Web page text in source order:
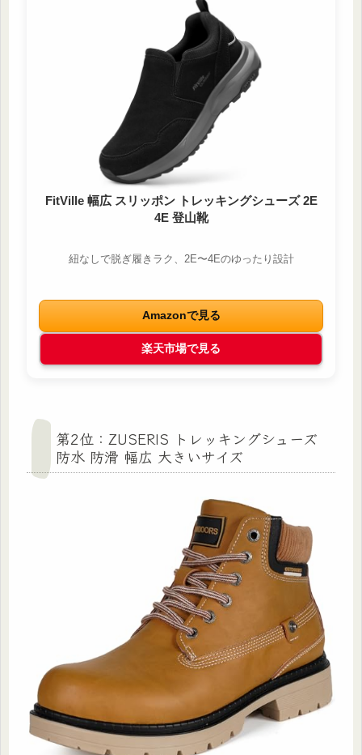
FitVille 幅広 スリッポン トレッキングシューズ 2E
4E 登山靴
紐なしで脱ぎ履きラク、2E〜4Eのゆったり設計
Amazonで見る
楽天市場で見る
第2位：ZUSERIS トレッキングシューズ
防水 防滑 幅広 大きいサイズ